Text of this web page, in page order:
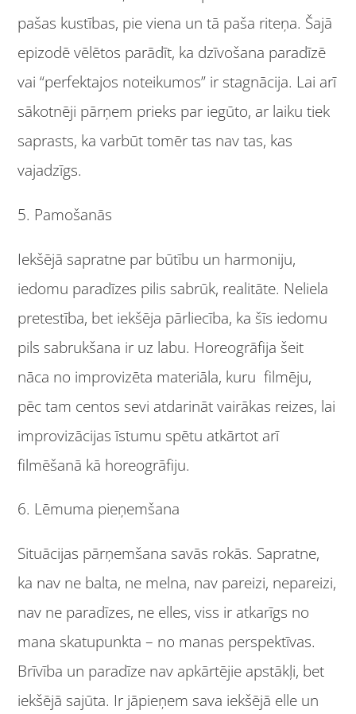
pašas kustības, pie viena un tā paša riteņa. Šajā
epizodē vēlētos parādīt, ka dzīvošana paradīzē
vai “perfektajos noteikumos” ir stagnācija. Lai arī
sākotnēji pārņem prieks par iegūto, ar laiku tiek
saprasts, ka varbūt tomēr tas nav tas, kas
vajadzīgs.
5. Pamošanās
Iekšējā sapratne par būtību un harmoniju,
iedomu paradīzes pilis sabrūk, realitāte. Neliela
pretestība, bet iekšēja pārliecība, ka šīs iedomu
pils sabrukšana ir uz labu. Horeogrāfija šeit
nāca no improvizēta materiāla, kuru filmēju,
pēc tam centos sevi atdarināt vairākas reizes, lai
improvizācijas īstumu spētu atkārtot arī
filmēšanā kā horeogrāfiju.
6. Lēmuma pieņemšana
Situācijas pārņemšana savās rokās. Sapratne,
ka nav ne balta, ne melna, nav pareizi, nepareizi,
nav ne paradīzes, ne elles, viss ir atkarīgs no
mana skatupunkta – no manas perspektīvas.
Brīvība un paradīze nav apkārtējie apstākļi, bet
iekšējā sajūta. Ir jāpieņem sava iekšējā elle un